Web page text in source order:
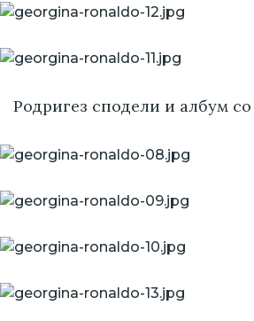
Родригез сподели и албум